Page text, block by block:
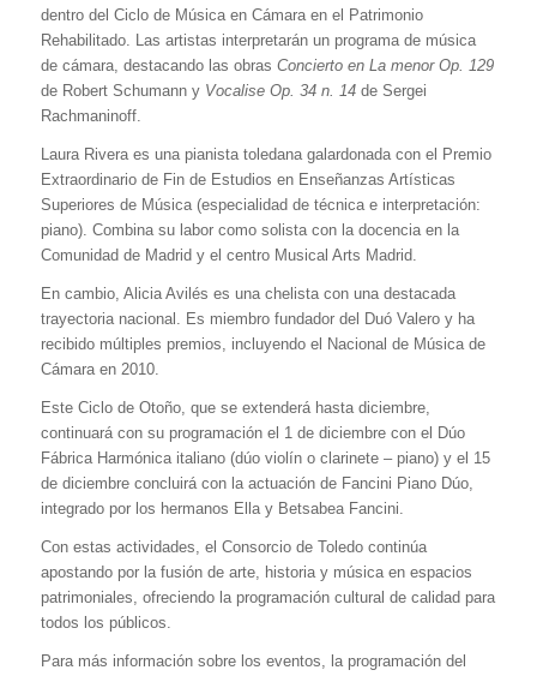
dentro del Ciclo de Música en Cámara en el Patrimonio
Rehabilitado. Las artistas interpretarán un programa de música
de cámara, destacando las obras Concierto en La menor Op. 129
de Robert Schumann y Vocalise Op. 34 n. 14de Sergei
Rachmaninoff.
Laura Rivera es una pianista toledana galardonada con el Premio
Extraordinario de Fin de Estudios en Enseñanzas Artísticas
Superiores de Música (especialidad de técnica e interpretación:
piano). Combina su labor como solista con la docencia en la
Comunidad de Madrid y el centro Musical Arts Madrid.
En cambio, Alicia Avilés es una chelista con una destacada
trayectoria nacional. Es miembro fundador del Duó Valero y ha
recibido múltiples premios, incluyendo el Nacional de Música de
Cámara en 2010.
Este Ciclo de Otoño, que se extenderá hasta diciembre,
continuará con su programación el 1 de diciembre con el Dúo
Fábrica Harmónica italiano (dúo violín o clarinete – piano) y el 15
de diciembre concluirá con la actuación de Fancini Piano Dúo,
integrado por los hermanos Ella y Betsabea Fancini.
Con estas actividades, el Consorcio de Toledo continúa
apostando por la fusión de arte, historia y música en espacios
patrimoniales, ofreciendo la programación cultural de calidad para
todos los públicos.
Para más información sobre los eventos, la programación del